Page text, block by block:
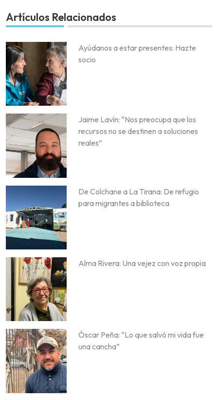
Artículos Relacionados
Ayúdanos a estar presentes: Hazte
socio
Jaime Lavín: “Nos preocupa que los
recursos no se destinen a soluciones
reales”
De Colchane a La Tirana: De refugio
para migrantes a biblioteca
Alma Rivera: Una vejez con voz propia
Óscar Peña: “Lo que salvó mi vida fue
una cancha”